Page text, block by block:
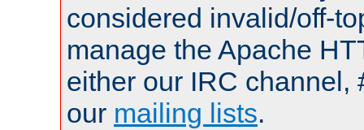
considered invalid/off-
manage the Apache
either our IRC channel,
our mailing lists.